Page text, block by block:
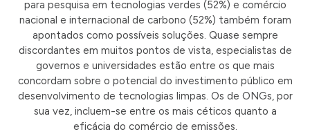
para pesquisa em tecnologias verdes (52%) e comércio
nacional e internacional de carbono (52%) também foram
apontados como possíveis soluções. Quase sempre
discordantes em muitos pontos de vista, especialistas de
governos e universidades estão entre os que mais
concordam sobre o potencial do investimento público em
desenvolvimento de tecnologias limpas. Os de ONGs, por
sua vez, incluem-se entre os mais céticos quanto a
eficácia do comércio de emissões.